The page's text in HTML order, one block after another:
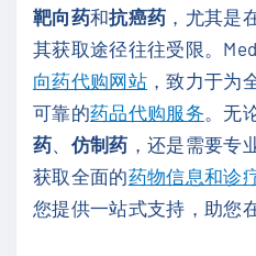
靶向药和抗癌药 ，尤其是
其获取途径往往受限。
向药代购网站，致力于为
可靠的药品代购服务。无
药、 仿制药 ，还是需要专
获取全面的药物信息和诊
您提供一站式支持，助您